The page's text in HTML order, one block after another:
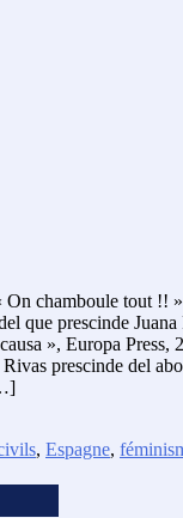
chamboule tout !!
que prescinde Juana
», Europa
prescinde del
, Espagne,